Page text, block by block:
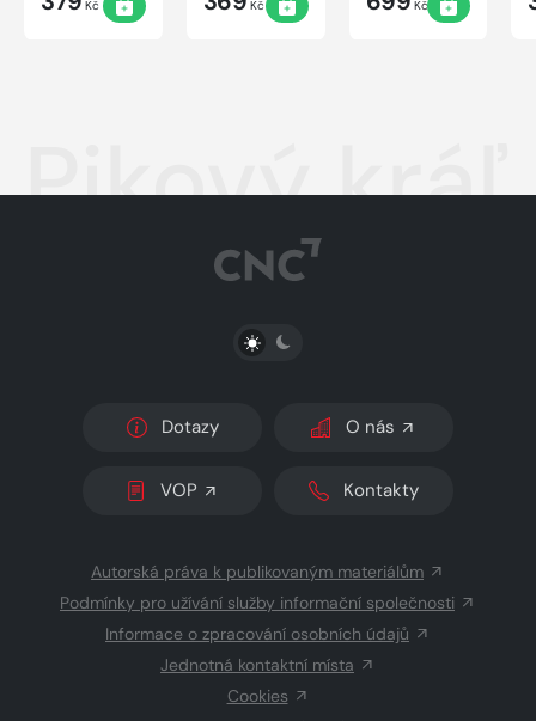
Kč Kč Kč
Pikový kráľ
PŘEPNOUT SVĚTLÝ/TMAVÝ REŽIM
Dotazy O nás
VOP Kontakty
Autorská práva k publikovaným materiálům
Podmínky pro užívání služby informační společnosti
Informace o zpracování osobních údajů
Jednotná kontaktní místa
Cookies